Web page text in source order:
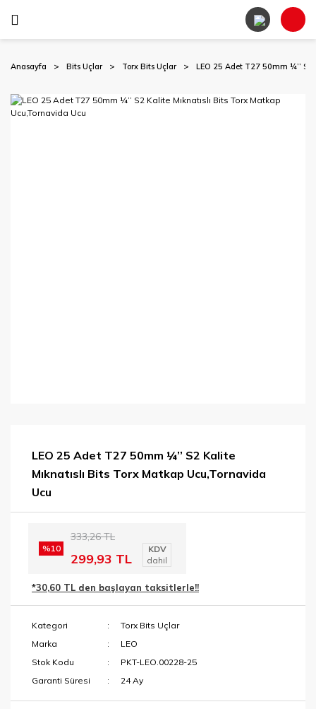
Anasayfa Bits Uçlar Torx Bits Uçlar LEO 25 Adet T27 50mm ¼’’ S2
LEO 25 Adet T27 50mm ¼’’ S2 Kalite
Mıknatıslı Bits Torx Matkap Ucu,Tornavida
Ucu
%10
333,26 TL
299,93 TL
KDV
dahil
*30,60 TL den başlayan taksitlerle!!
Kategori
Torx Bits Uçlar
Marka
LEO
Stok Kodu
PKT-LEO.00228-25
Garanti Süresi
24 Ay